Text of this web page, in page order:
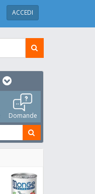
ACCEDI
Domande